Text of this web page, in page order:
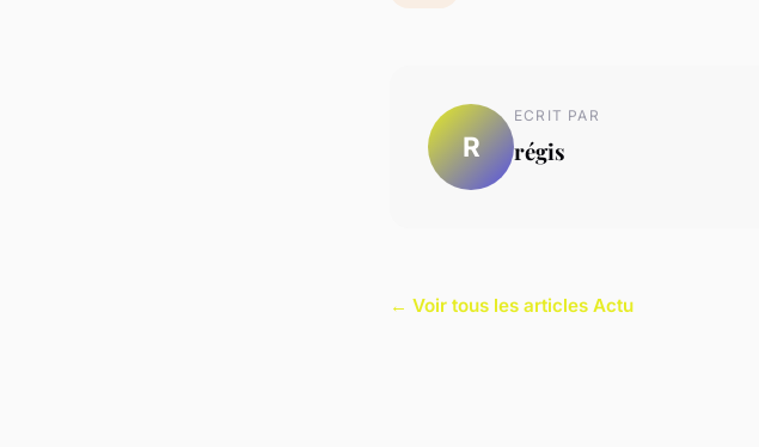
R
ECRIT PAR
régis
← Voir tous les articles Actu